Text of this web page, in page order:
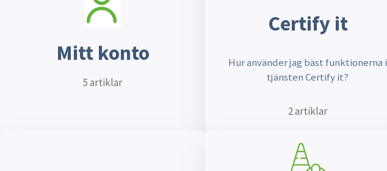
Mitt konto
5 artiklar
Certify it
Hur använder jag bäst funktionerna i
tjänsten Certify it?
2 artiklar